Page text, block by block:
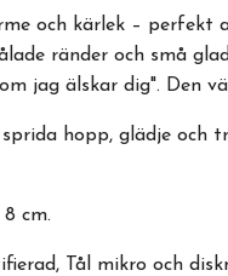
och kärlek –
ränder och små
jag älskar dig". Den
hopp, glädje och
cm.
Tål mikro och